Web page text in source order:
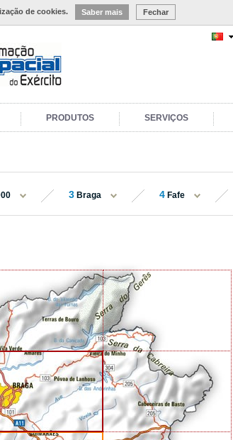
de cookies. Saber mais Fechar
PRODUTOS SERVIÇOS
3 Braga 4 Fafe